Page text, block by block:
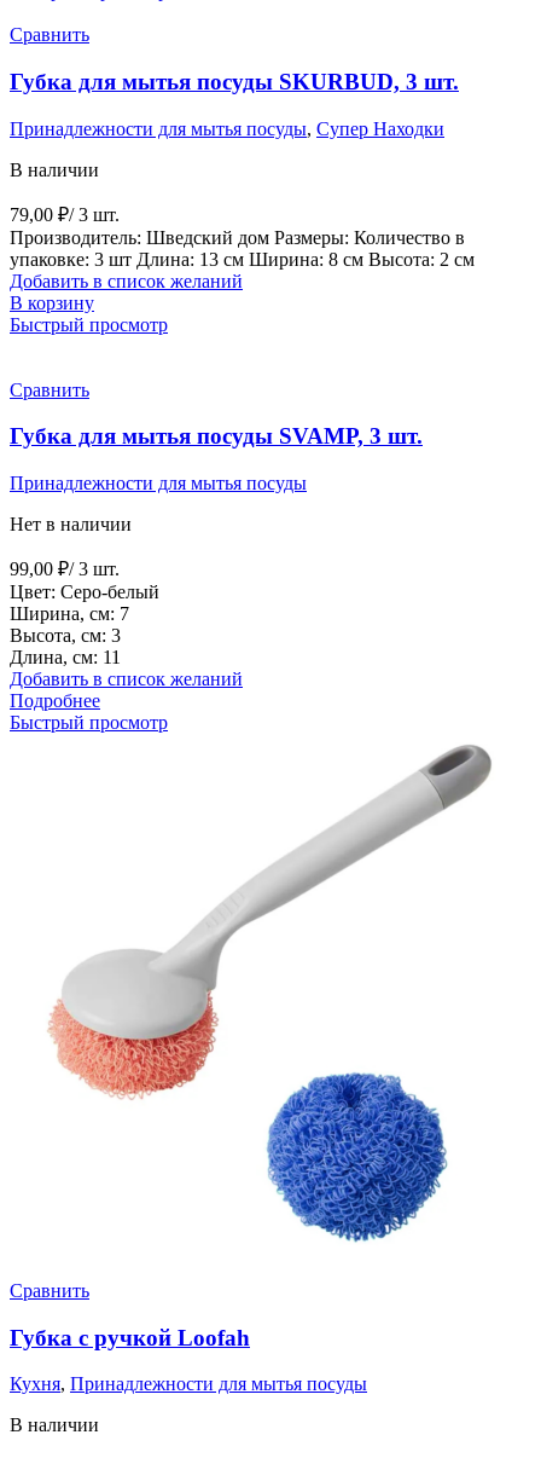
Сравнить
Губка для мытья посуды SKURBUD, 3 шт.
Принадлежности для мытья посуды, Супер Находки
В наличии
79,00 ₽/ 3 шт.
Производитель: Шведский дом Размеры: Количество в
упаковке: 3 шт Длина: 13 см Ширина: 8 см Высота: 2 см
Добавить в список желаний
В корзину
Быстрый просмотр
Сравнить
Губка для мытья посуды SVAMP, 3 шт.
Принадлежности для мытья посуды
Нет в наличии
99,00 ₽/ 3 шт.
Цвет: Серо-белый
Ширина, см: 7
Высота, см: 3
Длина, см: 11
Добавить в список желаний
Подробнее
Быстрый просмотр
Сравнить
Губка с ручкой Loofah
Кухня, Принадлежности для мытья посуды
В наличии